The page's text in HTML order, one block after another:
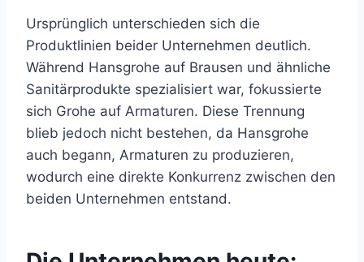
Ursprünglich unterschieden sich die
Produktlinien beider Unternehmen deutlich.
Während Hansgrohe auf Brausen und ähnliche
Sanitärprodukte spezialisiert war, fokussierte
sich Grohe auf Armaturen. Diese Trennung
blieb jedoch nicht bestehen, da Hansgrohe
auch begann, Armaturen zu produzieren,
wodurch eine direkte Konkurrenz zwischen den
beiden Unternehmen entstand.